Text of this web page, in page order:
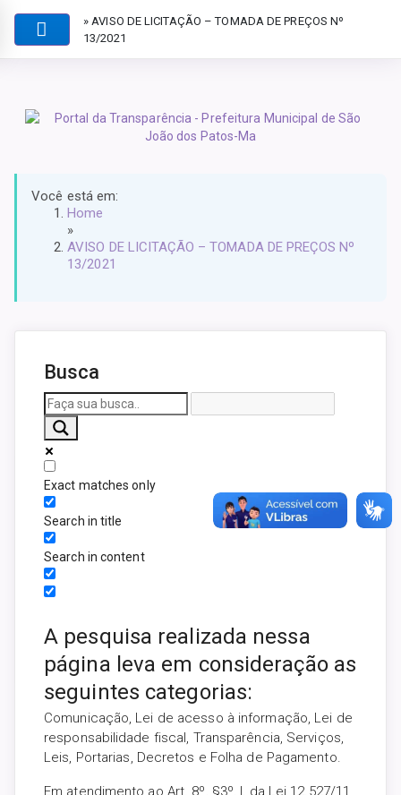
» AVISO DE LICITAÇÃO – TOMADA DE PREÇOS Nº
13/2021
Você está em:
Home
»
AVISO DE LICITAÇÃO – TOMADA DE PREÇOS Nº
13/2021
Busca
Exact matches only
Search in title
Search in content
A pesquisa realizada nessa
página leva em consideração as
seguintes categorias:
Comunicação, Lei de acesso à informação, Lei de
responsabilidade fiscal, Transparência, Serviços,
Leis, Portarias, Decretos e Folha de Pagamento.
Em atendimento ao Art. 8º, §3º, I, da Lei 12.527/11